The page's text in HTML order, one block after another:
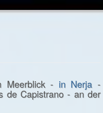
Meerblick - in Nerja -
de Capistrano - an der